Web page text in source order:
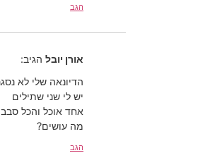
הגב
אורן יובל הגיב:
הדיונאה שלי לא
יש לי שני שתילים
אחד אוכל והכל
מה עושים?
הגב